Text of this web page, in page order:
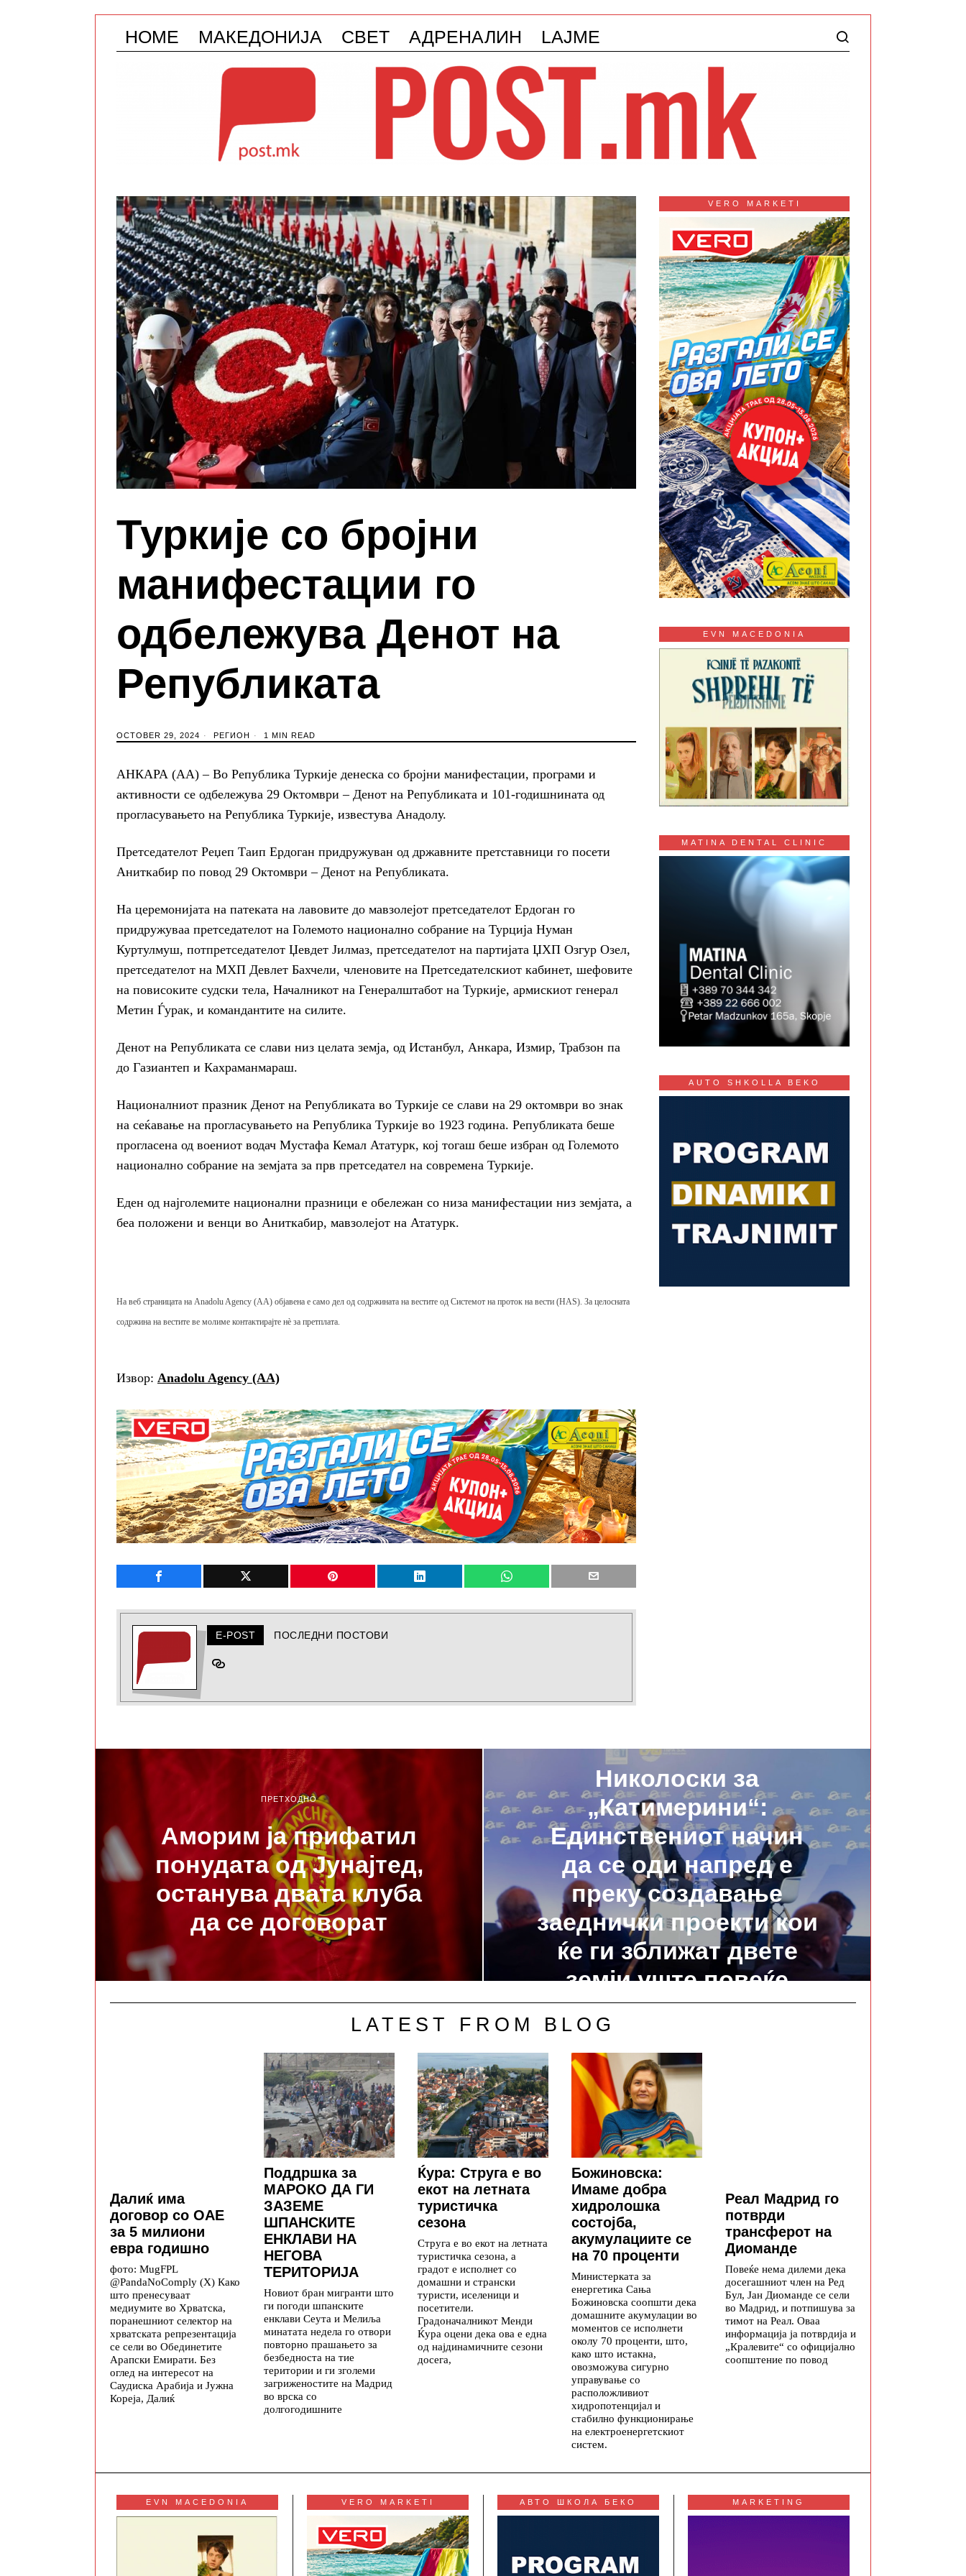
HOME МАКЕДОНИЈА СВЕТ АДРЕНАЛИН LAJME
Туркије со бројни
манифестации го
одбележува Денот на
Републиката
OCTOBER 29, 2024 РЕГИОН 1 MIN READ
АНКАРА (АА) – Во Република Туркије денеска со бројни манифестации, програми и
активности се одбележува 29 Октомври – Денот на Републиката и 101-годишнината од
прогласувањето на Република Туркије, известува Анадолу.
Претседателот Реџеп Таип Ердоган придружуван од државните претставници го посети
Аниткабир по повод 29 Октомври – Денот на Републиката.
На церемонијата на патеката на лавовите до мавзолејот претседателот Ердоган го
придружуваа претседателот на Големото национално собрание на Турција Нуман
Куртулмуш, потпретседателот Џевдет Јилмаз, претседателот на партијата ЏХП Озгур Озел,
претседателот на МХП Девлет Бахчели, членовите на Претседателскиот кабинет, шефовите
на повисоките судски тела, Началникот на Генералштабот на Туркије, армискиот генерал
Метин Ѓурак, и командантите на силите.
Денот на Републиката се слави низ целата земја, од Истанбул, Анкара, Измир, Трабзон па
до Газиантеп и Кахраманмараш.
Националниот празник Денот на Републиката во Туркије се слави на 29 октомври во знак
на сеќавање на прогласувањето на Република Туркије во 1923 година. Републиката беше
прогласена од воениот водач Мустафа Кемал Ататурк, кој тогаш беше избран од Големото
национално собрание на земјата за прв претседател на современа Туркије.
Еден од најголемите национални празници е обележан со низа манифестации низ земјата, а
беа положени и венци во Аниткабир, мавзолејот на Ататурк.
На веб страницата на Anadolu Agency (AA) објавена е само дел од содржината на вестите од Системот на проток на вести (HAS). За целосната
содржина на вестите ве молиме контактирајте нè за претплата.
Извор: Anadolu Agency (AA)
E-POST ПОСЛЕДНИ ПОСТОВИ
VERO MARKETI
EVN MACEDONIA
MATINA DENTAL CLINIC
AUTO SHKOLLA BEKO
ПРЕТХОДНО
Аморим ја прифатил
понудата од Јунајтед,
останува двата клуба
да се договорат
Николоски за
„Катимерини“:
Единствениот начин
да се оди напред е
преку создавање
заеднички проекти кои
ќе ги зближат двете
земји уште повеќе
LATEST FROM BLOG
Далиќ има
договор со ОАЕ
за 5 милиони
евра годишно
фото: MugFPL
@PandaNoComply (X) Како
што пренесуваат
медиумите во Хрватска,
поранешниот селектор на
хрватската репрезентација
се сели во Обединетите
Арапски Емирати. Без
оглед на интересот на
Саудиска Арабија и Јужна
Кореја, Далиќ
Поддршка за
МАРОКО ДА ГИ
ЗАЗЕМЕ
ШПАНСКИТЕ
ЕНКЛАВИ НА
НЕГОВА
ТЕРИТОРИЈА
Новиот бран мигранти што
ги погоди шпанските
енклави Сеута и Мелиља
минатата недела го отвори
повторно прашањето за
безбедноста на тие
територии и ги зголеми
загриженостите на Мадрид
во врска со
долгогодишните
Ќура: Струга е во
екот на летната
туристичка
сезона
Струга е во екот на летната
туристичка сезона, а
градот е исполнет со
домашни и странски
туристи, иселеници и
посетители.
Градоначалникот Менди
Ќура оцени дека ова е една
од најдинамичните сезони
досега,
Божиновска:
Имаме добра
хидролошка
состојба,
акумулациите се
на 70 проценти
Министерката за
енергетика Сања
Божиновска соопшти дека
домашните акумулации во
моментов се исполнети
околу 70 проценти, што,
како што истакна,
овозможува сигурно
управување со
расположливиот
хидропотенцијал и
стабилно функционирање
на електроенергетскиот
систем.
Реал Мадрид го
потврди
трансферот на
Диоманде
Повеќе нема дилеми дека
досегашниот член на Ред
Бул, Јан Диоманде се сели
во Мадрид, и потпишува за
тимот на Реал. Оваа
информација ја потврдија и
„Кралевите“ со официјално
соопштение по повод
EVN MACEDONIA VERO MARKETI АВТО ШКОЛА БЕКО MARKETING